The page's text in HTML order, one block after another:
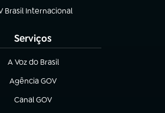
Brasil Internacional
em nova aba)
Serviços
A Voz do Brasil
(abre em nova aba)
Agência GOV
(abre em nova aba)
Canal GOV
(abre em nova aba)